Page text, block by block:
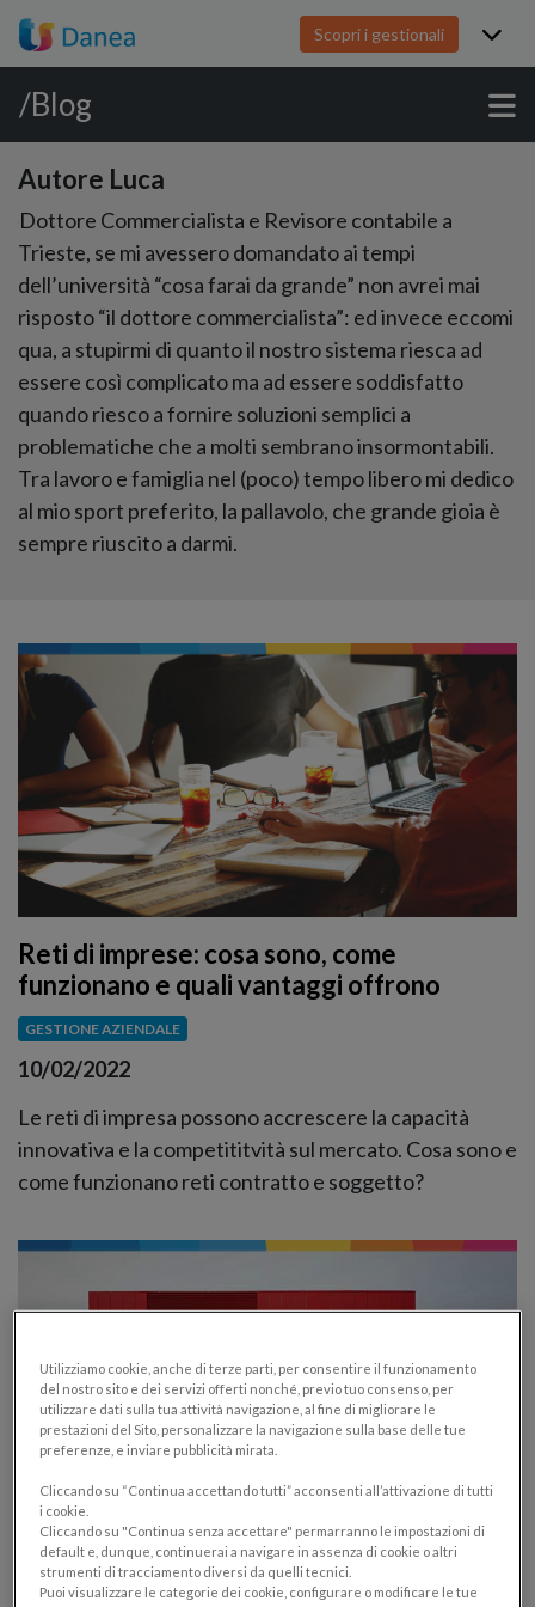
Scopri i gestionali
/Blog
Autore Luca
Dottore Commercialista e Revisore contabile a
Trieste, se mi avessero domandato ai tempi
dell’università “cosa farai da grande” non avrei mai
risposto “il dottore commercialista”: ed invece eccomi
qua, a stupirmi di quanto il nostro sistema riesca ad
essere così complicato ma ad essere soddisfatto
quando riesco a fornire soluzioni semplici a
problematiche che a molti sembrano insormontabili.
Tra lavoro e famiglia nel (poco) tempo libero mi dedico
al mio sport preferito, la pallavolo, che grande gioia è
sempre riuscito a darmi.
Reti di imprese: cosa sono, come
funzionano e quali vantaggi offrono
GESTIONE AZIENDALE
10/02/2022
Le reti di impresa possono accrescere la capacità
innovativa e la competititvità sul mercato. Cosa sono e
come funzionano reti contratto e soggetto?
Fattura e ritenuta d’acconto al
condominio per le detrazioni fiscali: guida
Utilizziamo cookie, anche di terze parti, per consentire il funzionamento
del nostro sito e dei servizi offerti nonché, previo tuo consenso, per
utilizzare dati sulla tua attività navigazione, al fine di migliorare le
prestazioni del Sito, personalizzare la navigazione sulla base delle tue
preferenze, e inviare pubblicità mirata.
Cliccando su “Continua accettando tutti” acconsenti all’attivazione di tutti
i cookie.
Cliccando su "Continua senza accettare" permarranno le impostazioni di
default e, dunque, continuerai a navigare in assenza di cookie o altri
strumenti di tracciamento diversi da quelli tecnici.
Puoi visualizzare le categorie dei cookie, configurare o modificare le tue